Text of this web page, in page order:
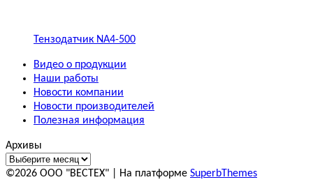
Тензодатчик NA4-500
Видео о продукции
Наши работы
Новости компании
Новости производителей
Полезная информация
Архивы
©2026 ООО "ВЕСТЕХ" | На платформе SuperbThemes